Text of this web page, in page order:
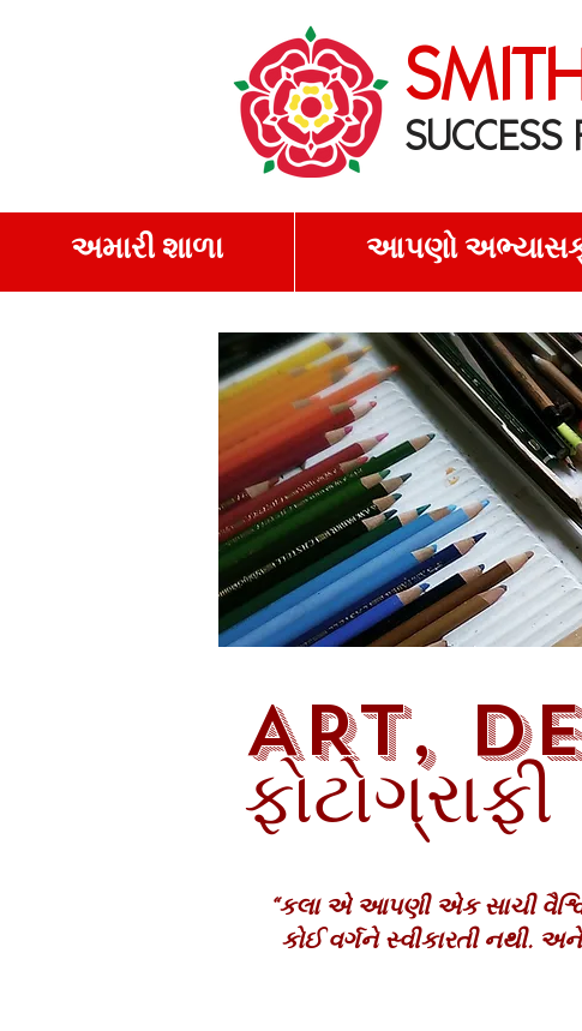
SUCCESS
અમારી શાળા આપણો
ART,
ફોટોગ્રાફી
“કલા એ આપણી એક સાચી
કોઈ વર્ગને સ્વીકારતી